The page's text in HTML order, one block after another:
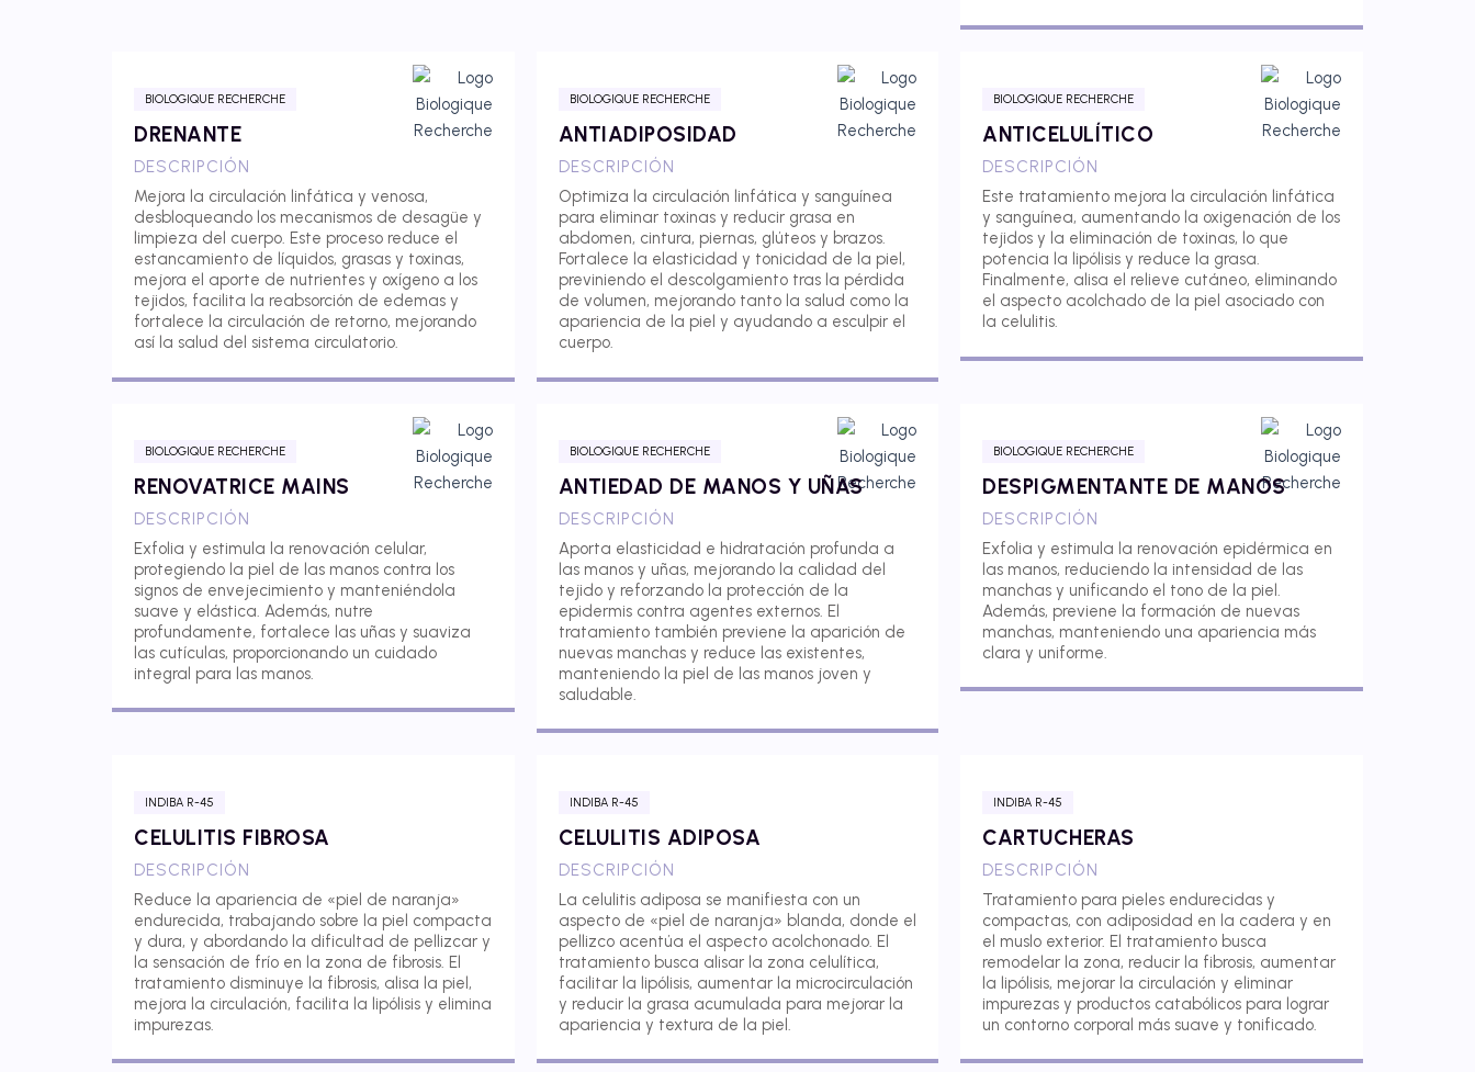
BIOLOGIQUE RECHERCHE
DRENANTE
DESCRIPCIÓN
Mejora la circulación linfática y venosa,
desbloqueando los mecanismos de desagüe y
limpieza del cuerpo. Este proceso reduce el
estancamiento de líquidos, grasas y toxinas,
mejora el aporte de nutrientes y oxígeno a los
tejidos, facilita la reabsorción de edemas y
fortalece la circulación de retorno, mejorando
así la salud del sistema circulatorio.
BIOLOGIQUE RECHERCHE
ANTIADIPOSIDAD
DESCRIPCIÓN
Optimiza la circulación linfática y sanguínea
para eliminar toxinas y reducir grasa en
abdomen, cintura, piernas, glúteos y brazos.
Fortalece la elasticidad y tonicidad de la piel,
previniendo el descolgamiento tras la pérdida
de volumen, mejorando tanto la salud como la
apariencia de la piel y ayudando a esculpir el
cuerpo.
BIOLOGIQUE RECHERCHE
ANTICELULÍTICO
DESCRIPCIÓN
Este tratamiento mejora la circulación linfática
y sanguínea, aumentando la oxigenación de los
tejidos y la eliminación de toxinas, lo que
potencia la lipólisis y reduce la grasa.
Finalmente, alisa el relieve cutáneo, eliminando
el aspecto acolchado de la piel asociado con
la celulitis.
BIOLOGIQUE RECHERCHE
RENOVATRICE MAINS
DESCRIPCIÓN
Exfolia y estimula la renovación celular,
protegiendo la piel de las manos contra los
signos de envejecimiento y manteniéndola
suave y elástica. Además, nutre
profundamente, fortalece las uñas y suaviza
las cutículas, proporcionando un cuidado
integral para las manos.
BIOLOGIQUE RECHERCHE
ANTIEDAD DE MANOS Y UÑAS
DESCRIPCIÓN
Aporta elasticidad e hidratación profunda a
las manos y uñas, mejorando la calidad del
tejido y reforzando la protección de la
epidermis contra agentes externos. El
tratamiento también previene la aparición de
nuevas manchas y reduce las existentes,
manteniendo la piel de las manos joven y
saludable.
BIOLOGIQUE RECHERCHE
DESPIGMENTANTE DE MANOS
DESCRIPCIÓN
Exfolia y estimula la renovación epidérmica en
las manos, reduciendo la intensidad de las
manchas y unificando el tono de la piel.
Además, previene la formación de nuevas
manchas, manteniendo una apariencia más
clara y uniforme.
INDIBA R-45
CELULITIS FIBROSA
DESCRIPCIÓN
Reduce la apariencia de «piel de naranja»
endurecida, trabajando sobre la piel compacta
y dura, y abordando la dificultad de pellizcar y
la sensación de frío en la zona de fibrosis. El
tratamiento disminuye la fibrosis, alisa la piel,
mejora la circulación, facilita la lipólisis y elimina
impurezas.
INDIBA R-45
CELULITIS ADIPOSA
DESCRIPCIÓN
La celulitis adiposa se manifiesta con un
aspecto de «piel de naranja» blanda, donde el
pellizco acentúa el aspecto acolchonado. El
tratamiento busca alisar la zona celulítica,
facilitar la lipólisis, aumentar la microcirculación
y reducir la grasa acumulada para mejorar la
apariencia y textura de la piel.
INDIBA R-45
CARTUCHERAS
DESCRIPCIÓN
Tratamiento para pieles endurecidas y
compactas, con adiposidad en la cadera y en
el muslo exterior. El tratamiento busca
remodelar la zona, reducir la fibrosis, aumentar
la lipólisis, mejorar la circulación y eliminar
impurezas y productos catabólicos para lograr
un contorno corporal más suave y tonificado.